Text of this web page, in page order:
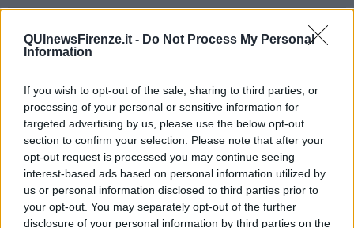
QUInewsFirenze.it - Do Not Process My Personal
Information
If you wish to opt-out of the sale, sharing to third parties, or
processing of your personal or sensitive information for
targeted advertising by us, please use the below opt-out
section to confirm your selection. Please note that after your
opt-out request is processed you may continue seeing
interest-based ads based on personal information utilized by
us or personal information disclosed to third parties prior to
your opt-out. You may separately opt-out of the further
disclosure of your personal information by third parties on the
FIRENZE —Nei giorni scorsi, i militari del Comando Provinciale
della Guardia di Finanza di Firenze hanno scoperto una bisca
clandestina all'interno di un bar sito nel quartiere fiorentino di
Quaracchi. Uno strano assembramento di persone, intravisto nel
retro del bar, ha indotto i militari ad avvicinarsi e a scoprire diverse
persone intente a giocare a Mahjong su tre tavoli.
Le Fiamme Gialle della Compagnia Pronto Impiego di Firenze
hanno denunciato alla Procura della Repubblica presso il Tribunale